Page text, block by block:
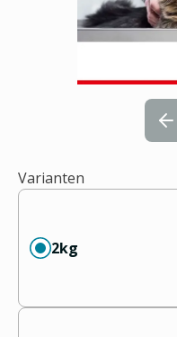
Varianten
2kg